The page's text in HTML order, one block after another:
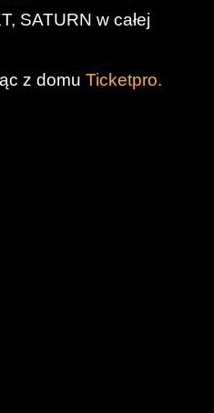
SATURN w całej
z domu Ticketpro.